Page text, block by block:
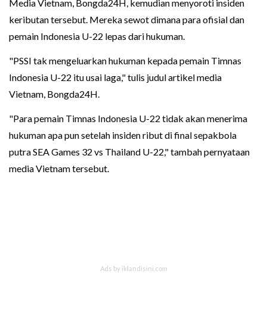
Media Vietnam, Bongda24H, kemudian menyoroti insiden
keributan tersebut. Mereka sewot dimana para ofisial dan
pemain Indonesia U-22 lepas dari hukuman.
"PSSI tak mengeluarkan hukuman kepada pemain Timnas
Indonesia U-22 itu usai laga," tulis judul artikel media
Vietnam, Bongda24H.
"Para pemain Timnas Indonesia U-22 tidak akan menerima
hukuman apa pun setelah insiden ribut di final sepakbola
putra SEA Games 32 vs Thailand U-22," tambah pernyataan
media Vietnam tersebut.